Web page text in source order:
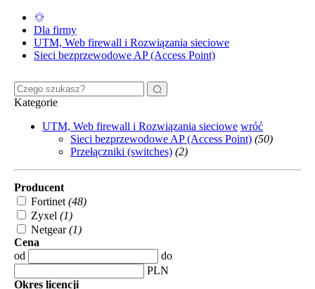
Dla firmy
UTM, Web firewall i Rozwiązania sieciowe
Sieci bezprzewodowe AP (Access Point)
Kategorie
UTM, Web firewall i Rozwiązania sieciowe wróć
Sieci bezprzewodowe AP (Access Point) (50)
Przełączniki (switches) (2)
Producent
Fortinet (48)
Zyxel (1)
Netgear(1)
Cena
od
do
PLN
Okres licencji